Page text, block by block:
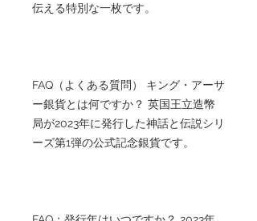
伝える特別な一枚です。
FAQ（よくある質問） キング・アーサ
ー銀貨とは何ですか？ 英国王立造幣
局が2023年に発行した神話と伝説シリ
ーズ第1弾の公式記念銀貨です。